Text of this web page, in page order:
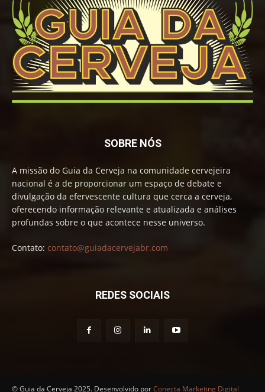
SOBRE NÓS
A missão do Guia da Cerveja na comunidade cervejeira
nacional é a de proporcionar um espaço de debate e
divulgação da efervescente cultura que cerca a cerveja,
oferecendo informação relevante e atualizada e análises
profundas sobre o que acontece nesse universo.
Contato: contato@guiadacervejabr.com
REDES SOCIAIS
© Guia da Cerveja 2025. Desenvolvido porConecta Marketing Digital